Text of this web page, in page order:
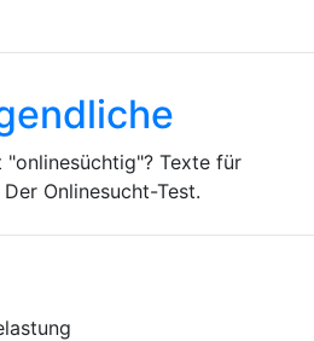
Texte für
Onlinesucht-Test.